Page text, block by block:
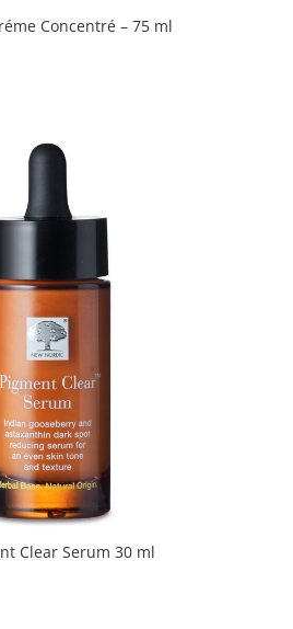
Concentré – 75 ml
Clear Serum 30 ml